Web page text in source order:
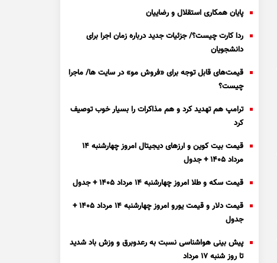
پایان همکاری استقلال و رضاییان
ردا کارت چیست؟/ جزئیات جدید درباره زمان اجرا برای
دانشجویان
قیمت‌های قابل توجه برای «فروش مو» در سایت ها/ ماجرا
چیست؟
ترامپ هم تهدید کرد و هم مذاکرات را بسیار خوب توصیف
کرد
قیمت بیت کوین و ارز‌های دیجیتال امروز چهارشنبه ۱۴
مرداد ۱۴۰۵ + جدول
قیمت سکه و طلا امروز چهارشنبه ۱۴ مرداد ۱۴۰۵ + جدول
قیمت دلار و قیمت یورو امروز چهارشنبه ۱۴ مرداد ۱۴۰۵ +
جدول
پیش بینی هواشناسی نسبت به رعدوبرق و وزش باد شدید
تا روز شنبه ۱۷ مرداد